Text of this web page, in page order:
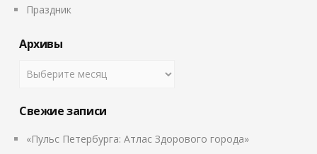
Праздник
Архивы
Свежие записи
«Пульс Петербурга: Атлас Здорового города»